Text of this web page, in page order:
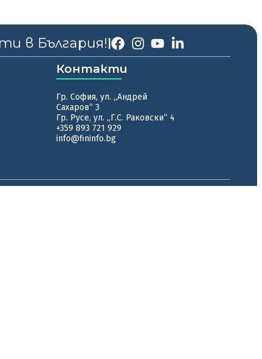
в България!|
Контакти
Гр. София, ул. „Андрей
Сахаров“ 3
Гр. Русе, ул. „Г.С. Раковски“ 4
+359 893 721 929
info@fininfo.bg